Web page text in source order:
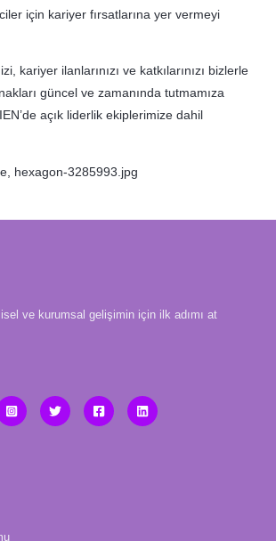
için kariyer fırsatlarına yer vermeyi
kariyer ilanlarınızı ve katkılarınızı bizlerle
güncel ve zamanında tutmamıza
açık liderlik ekiplerimize dahil
ve kurumsal gelişimin için ilk adımı at